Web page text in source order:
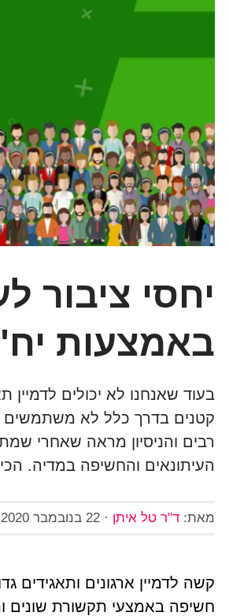
יחסי ציבור
באמצעות
בעוד שאנחנו לא יכולים לדמיין
קטנים בדרך כלל לא משתמשים
רבים והניסיון מראה שאחרי
העיתונאים והחשיפה במדיה.
מאת: ד"ר טל איתן · 22 בנובמבר 2020
קשה לדמיין ארגונים ותאגידים
חשיפה באמצעי תקשורת שונים